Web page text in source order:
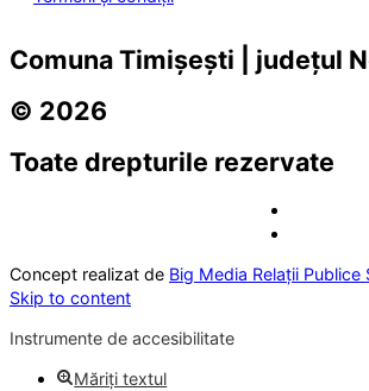
Comuna Timișești | județul
© 2026
Toate drepturile rezervate
Concept realizat de Big Media Relații Publice
Skip to content
Instrumente de accesibilitate
Măriți textul